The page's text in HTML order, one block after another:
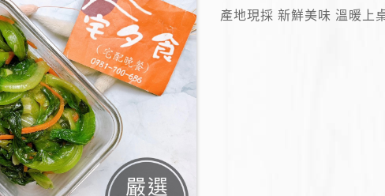
產地現採 新鮮美味 溫暖上